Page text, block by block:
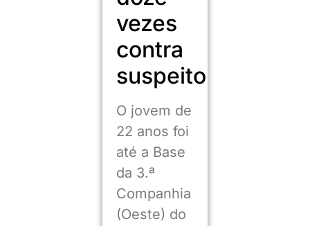
vezes
contra
suspeito
O jovem de
22 anos foi
até a Base
da 3.ª
Companhia
(Oeste) do